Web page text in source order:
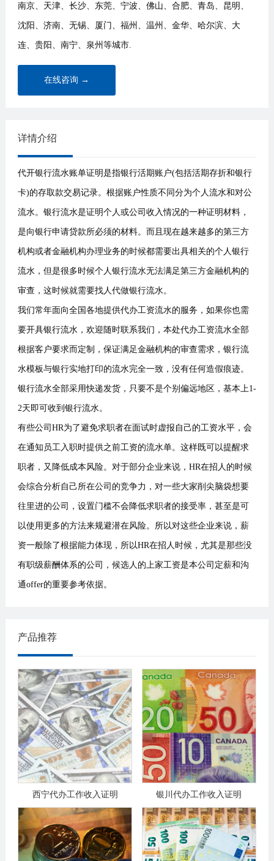
南京、天津、长沙、东莞、宁波、佛山、合肥、青岛、昆明、
沈阳、济南、无锡、厦门、福州、温州、金华、哈尔滨、大
连、贵阳、南宁、泉州等城市.
在线咨询 →
详情介绍
代开银行流水账单证明是指银行活期账户(包括活期存折和银行
卡)的存取款交易记录。根据账户性质不同分为个人流水和对公
流水。银行流水是证明个人或公司收入情况的一种证明材料，
是向银行申请贷款所必须的材料。而且现在越来越多的第三方
机构或者金融机构办理业务的时候都需要出具相关的个人银行
流水，但是很多时候个人银行流水无法满足第三方金融机构的
审查，这时候就需要找人代做银行流水。
我们常年面向全国各地提供代办工资流水的服务，如果你也需
要开具银行流水，欢迎随时联系我们，本处代办工资流水全部
根据客户要求而定制，保证满足金融机构的审查需求，银行流
水模板与银行实地打印的流水完全一致，没有任何造假痕迹。
银行流水全部采用快递发货，只要不是个别偏远地区，基本上1-
2天即可收到银行流水。
有些公司HR为了避免求职者在面试时虚报自己的工资水平，会
在通知员工入职时提供之前工资的流水单。这样既可以提醒求
职者，又降低成本风险。对于部分企业来说，HR在招人的时候
会综合分析自己所在公司的竞争力，对一些大家削尖脑袋想要
往里进的公司，设置门槛不会降低求职者的接受率，甚至是可
以使用更多的方法来规避潜在风险。所以对这些企业来说，薪
资一般除了根据能力体现，所以HR在招人时候，尤其是那些没
有职级薪酬体系的公司，候选人的上家工资是本公司定薪和沟
通offer的重要参考依据。
产品推荐
西宁代办工作收入证明 银川代办工作收入证明